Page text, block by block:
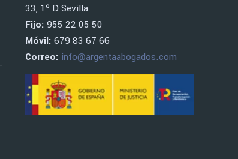
33, 1º D Sevilla
Fijo: 955 22 05 50
Móvil: 679 83 67 66
Correo: info@argentaabogados.com